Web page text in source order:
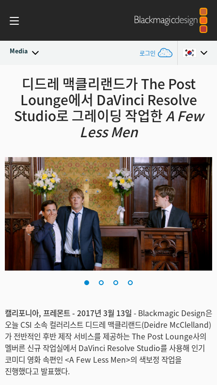
Media 로그인
최신 소식
뉴스 아카이브
Argentina
Australia
Austria
Canada
China
Denmark
Finland
France
Germany
India
Italy
Japan
Korea
디드레 맥클리랜드가 The Post
Lounge에서 DaVinci Resolve
Studio로 그레이딩 작업한A Few
Less Men
캘리포니아, 프레몬트 - 2017년 3월 13일 - Blackmagic Design은
오늘 CSI 소속 컬러리스트 디드레 맥클리랜드(Deidre McClelland)
가 전반적인 후반 제작 서비스를 제공하는 The Post Lounge사의
멜버른 신규 작업실에서 DaVinci Resolve Studio를 사용해 인기
코미디 영화 속편인 <A Few Less Men>의 색보정 작업을
진행했다고 발표했다.